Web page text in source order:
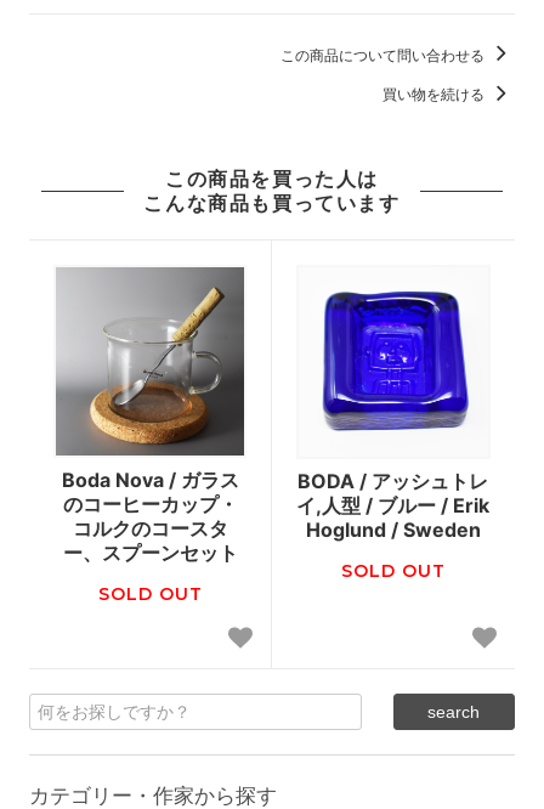
この商品について問い合わせる
買い物を続ける
この商品を買った人は
こんな商品も買っています
Boda Nova / ガラス
のコーヒーカップ・
コルクのコースタ
ー、スプーンセット
SOLD OUT
BODA / アッシュトレ
イ,人型 / ブルー / Erik
Hoglund / Sweden
SOLD OUT
カテゴリー・作家から探す